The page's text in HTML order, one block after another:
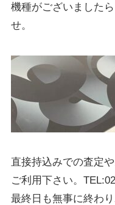
機種がございました
せ。
直接持込みでの査定
ご利用下さい。
最終日も無事に終わり